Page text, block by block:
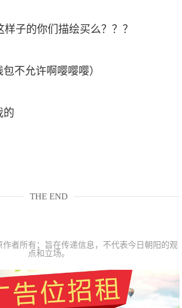
样子的你们描绘买么？？？
包不允许啊嘤嘤嘤）
的
THE END
作者所有；旨在传递信息，不代表今日朝阳的观
点和立场。